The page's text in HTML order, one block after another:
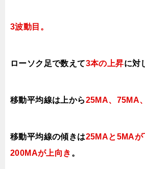
3波動目。
ローソク足で数えて3本の上昇に対
移動平均線は上から25MA、75MA
移動平均線の傾きは25MAと5MAが
200MAが上向き 。